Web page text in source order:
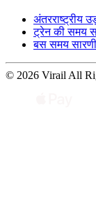
अंतरराष्ट्रीय
ट्रेन की समय
बस समय सारणी
© 2026 Virail All